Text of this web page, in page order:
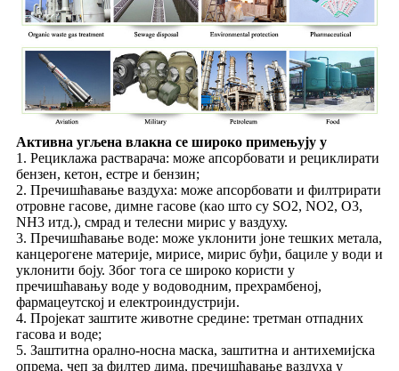
Активна угљена влакна се широко примењују у
1. Рециклажа растварача: може апсорбовати и рециклирати
бензен, кетон, естре и бензин;
2. Пречишћавање ваздуха: може апсорбовати и филтрирати
отровне гасове, димне гасове (као што су SO2, NO2, O3,
NH3 итд.), смрад и телесни мирис у ваздуху.
3. Пречишћавање воде: може уклонити јоне тешких метала,
канцерогене материје, мирисе, мирис буђи, бациле у води и
уклонити боју. Због тога се широко користи у
пречишћавању воде у водоводним, прехрамбеној,
фармацеутској и електроиндустрији.
4. Пројекат заштите животне средине: третман отпадних
гасова и воде;
5. Заштитна орално-носна маска, заштитна и антихемијска
опрема, чеп за филтер дима, пречишћавање ваздуха у